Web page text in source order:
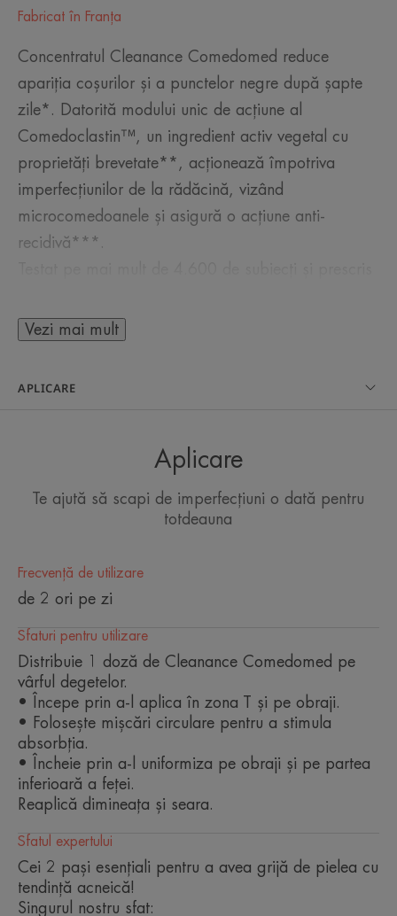
Fabricat în Franţa
Concentratul Cleanance Comedomed reduce
apariția coșurilor și a punctelor negre după șapte
zile*. Datorită modului unic de acțiune al
Comedoclastin™, un ingredient activ vegetal cu
proprietăți brevetate**, acționează împotriva
imperfecțiunilor de la rădăcină, vizând
microcomedoanele și asigură o acțiune anti-
recidivă***.
Cleanance Comedomed este expertul în îngrijire
față, piept și spate. Textura sa ușoară, cu aspect
CÂTEVA CUVINTE DE LA EXPERTUL
Concentratul anti-imperfecțiuni
acționează asupra
microcomedoanelor care
provoacă apariția imperfecțiunilor
în cazul pielii cu tendință
acneică, pentru o eficacitate de
lungă durată, fără recidivă.
Vezi mai mult
APLICARE
Aplicare
Te ajută să scapi de imperfecțiuni o dată pentru
totdeauna
Frecvență de utilizare
de 2 ori pe zi
Sfaturi pentru utilizare
Distribuie 1 doză de Cleanance Comedomed pe
vârful degetelor.
• Începe prin a-l aplica în zona T și pe obraji.
• Folosește mișcări circulare pentru a stimula
absorbția.
• Încheie prin a-l uniformiza pe obraji și pe partea
inferioară a feței.
Reaplică dimineața și seara.
Sfatul expertului
Cei 2 pași esențiali pentru a avea grijă de pielea cu
tendință acneică!
Singurul nostru sfat: